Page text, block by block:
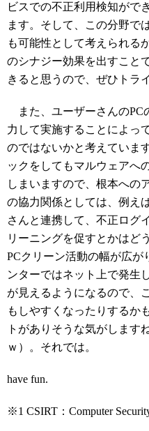
ビスでの不正利用検知がで
ます。そして、この分野で
も可能性として考えられる
のシナジー効果を出すこと
きると思うので、ぜひトラ
また、ユーザーさんのPC
力して実施することによっ
のではないかと考えていま
ックをしてもマルウェアへ
しまいますので、根本への
の協力関係としては、例え
さんと連携して、不正ログ
リーニングを促すとかはど
PCクリーン活動の幅が広
ンターではネット上で発生
が見えるようになるので、
もしやすくなったりするか
トがありそうな気がします
ｗ）。それでは。
have fun.
※1 CSIRT：Computer